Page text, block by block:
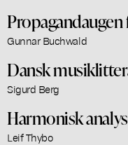
Gunnar Buchwald
Dansk
Sigurd Berg
Harmonisk
Leif Thybo